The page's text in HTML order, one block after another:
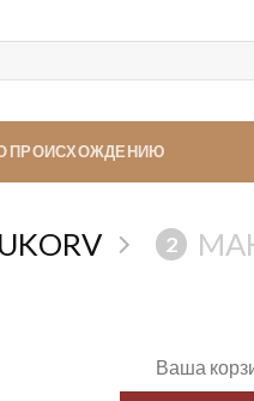
ПРОИСХОЖДЕНИЮ
2
Ваша